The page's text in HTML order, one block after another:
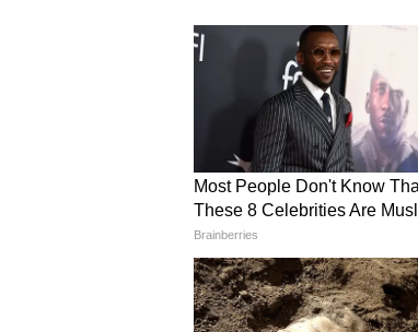
में भी कमरे बना दिए गए थे।
पर अवैध रूप से और कितनी
कौन है जय मिश्रा?
लवकेश बजाज ने खुद को
वह अकेले ही इस धंधे का
अकाउंटेंट 'जय मिश्रा' को
मुख्य और जरूरी सरकारी